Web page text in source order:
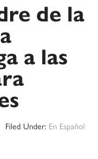
de la
a las
Filed Under: En Español